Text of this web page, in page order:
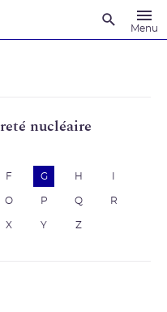
Menu
nucléaire
F G H
O P Q R
X Y Z